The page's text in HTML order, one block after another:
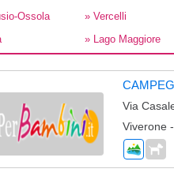
Ossola
» Vercelli
» Lago Maggiore
Via
Viverone